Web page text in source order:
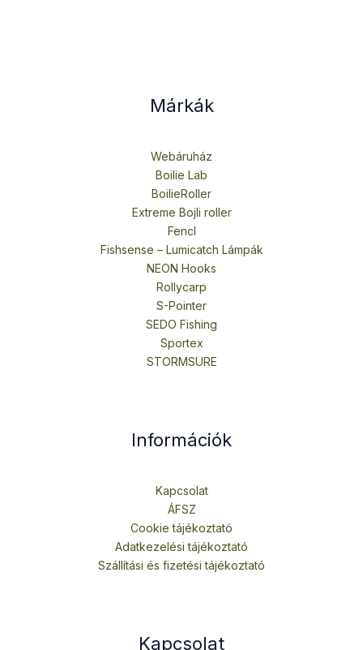
Márkák
Webáruház
Boilie Lab
BoilieRoller
Extreme Bojli roller
Fencl
Fishsense – Lumicatch Lámpák
NEON Hooks
Rollycarp
S-Pointer
SEDO Fishing
Sportex
STORMSURE
Információk
Kapcsolat
ÁFSZ
Cookie tájékoztató
Adatkezelési tájékoztató
Szállítási és fizetési tájékoztató
Kapcsolat